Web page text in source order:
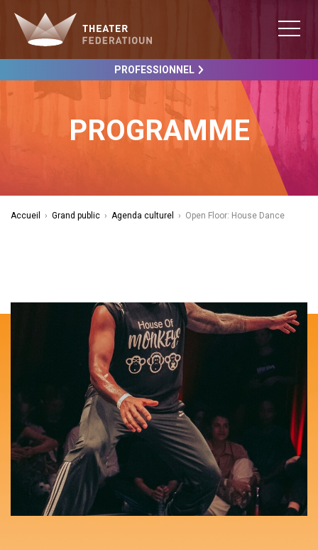
PROFESSIONNEL
PROGRAMME
Accueil › Grand public › Agenda culturel › Open Floor: House Dance